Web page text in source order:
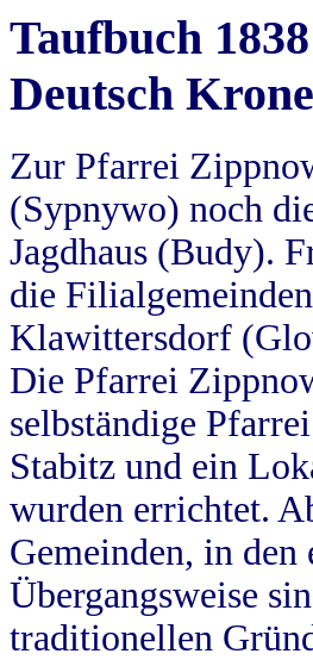
Taufbuch
Deutsch Krone
Zur Pfarrei
(Sypnywo) noch
Jagdhaus (Budy).
die
Klawittersdorf
Die Pfarrei
selbständige
Stabitz und ein
wurden errichtet.
Gemeinden, in den
Übergangsweise
traditionellen